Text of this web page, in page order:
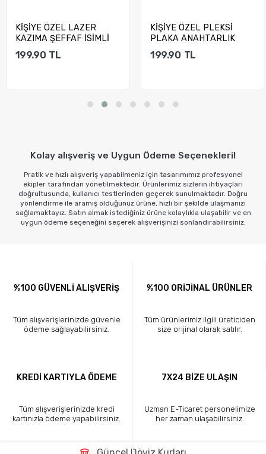
KİŞİYE ÖZEL LAZER
KAZIMA ŞEFFAF İSİMLİ
ANAHTARLIK
199.90 TL
KİŞİYE ÖZEL PLEKSİ
PLAKA ANAHTARLIK
199.90 TL
Kolay alışveriş ve Uygun Ödeme Seçenekleri!
Pratik ve hızlı alışveriş yapabilmeniz için tasarımımız profesyonel
ekipler tarafından yönetilmektedir. Ürünlerimiz sizlerin ihtiyaçları
doğrultusunda, kullanıcı testlerinden geçerek sunulmaktadır. Doğru
yönlendirme ile aramış olduğunuz ürüne, hızlı bir şekilde ulaşmanızı
sağlamaktayız. Satın almak istediğiniz ürüne kolaylıkla ulaşabilir ve en
uygun ödeme seçeneğini seçerek alışverişinizi sonlandırabilirsiniz.
%100 GÜVENLİ ALIŞVERİŞ
Tüm alışverişlerinizde güvenle
ödeme sağlayabilirsiniz.
%100 ORİJİNAL ÜRÜNLER
Tüm ürünlerimiz ilgili üreticiden
size orijinal olarak satılır.
KREDİ KARTIYLA ÖDEME
Tüm alışverişlerinizde kredi
kartınızla ödeme yapabilirsiniz.
7X24 BİZE ULAŞIN
Uzman E-Ticaret personelimize
her zaman ulaşabilirsiniz.